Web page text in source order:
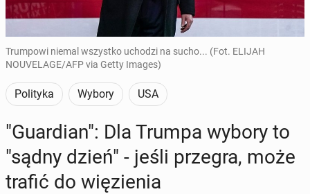
Trumpowi niemal wszystko uchodzi na sucho... (Fot. ELIJAH
NOUVELAGE/AFP via Getty Images)
Polityka Wybory USA
"Gu­ar­dian": Dla Trumpa wybory to
"sądny dzień" - jeśli przegra, może
trafić do wię­zie­nia